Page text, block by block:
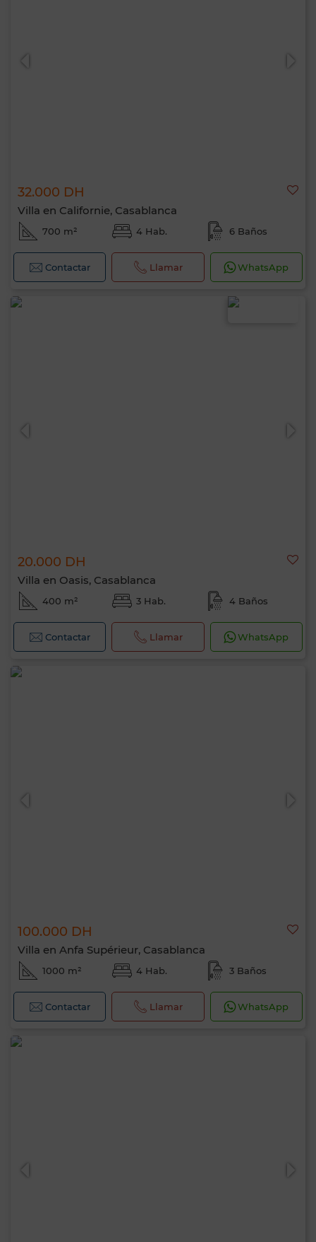
32.000 DH
Villa en Californie, Casablanca
700 m² 4 Hab. 6 Baños
Contactar Llamar WhatsApp
20.000 DH
Villa en Oasis, Casablanca
400 m² 3 Hab. 4 Baños
Contactar Llamar WhatsApp
100.000 DH
Villa en Anfa Supérieur, Casablanca
1000 m² 4 Hab. 3 Baños
Contactar Llamar WhatsApp